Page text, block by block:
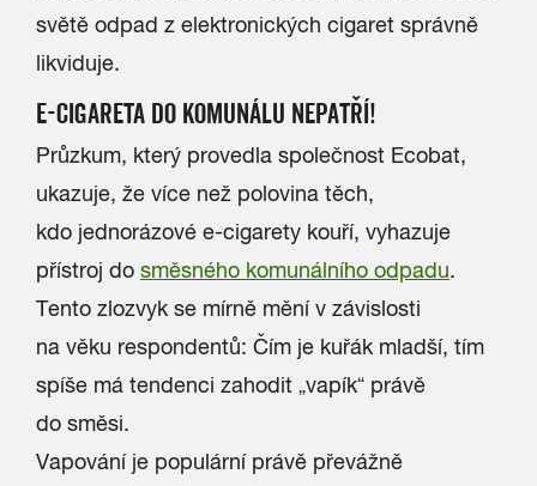
světě odpad z elektronických cigaret správně
likviduje.
E-CIGARETA DO KOMUNÁLU NEPATŘÍ!
Průzkum, který provedla společnost Ecobat,
ukazuje, že více než polovina těch,
kdo jednorázové e-cigarety kouří, vyhazuje
přístroj do směsného komunálního odpadu.
Tento zlozvyk se mírně mění v závislosti
na věku respondentů: Čím je kuřák mladší, tím
spíše má tendenci zahodit „vapík“ právě
do směsi.
Vapování je populární právě převážně